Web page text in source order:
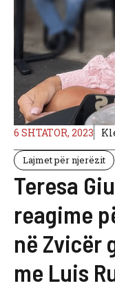
6 SHTATOR, 2023
Lajmet për njerëzit
Teresa
reagime
në Zvicër
me Luis